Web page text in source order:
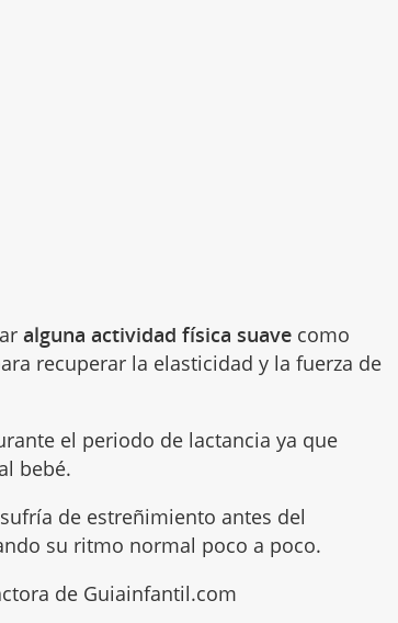
alguna actividad física suave como
recuperar la elasticidad y la fuerza de
el periodo de lactancia ya que
bebé.
de estreñimiento antes del
su ritmo normal poco a poco.
de Guiainfantil.com